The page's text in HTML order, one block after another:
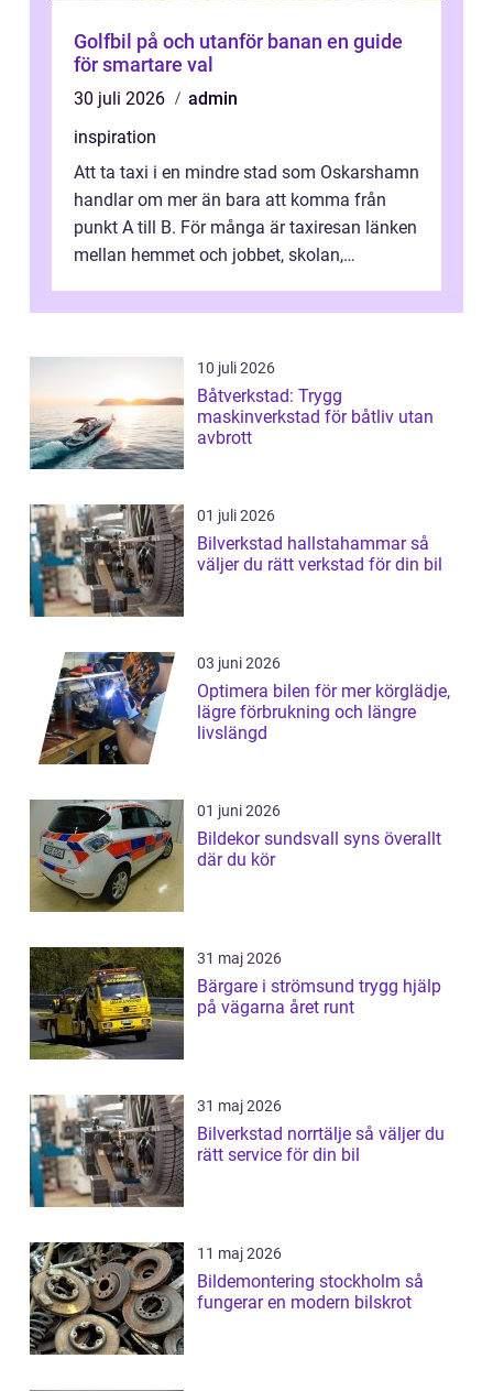
Golfbil på och utanför banan en guide
för smartare val
30 juli 2026
admin
inspiration
Att ta taxi i en mindre stad som Oskarshamn
handlar om mer än bara att komma från
punkt A till B. För många är taxiresan länken
mellan hemmet och jobbet, skolan,
10 juli 2026
Båtverkstad: Trygg
maskinverkstad för båtliv utan
avbrott
01 juli 2026
Bilverkstad hallstahammar så
väljer du rätt verkstad för din bil
03 juni 2026
Optimera bilen för mer körglädje,
lägre förbrukning och längre
livslängd
01 juni 2026
Bildekor sundsvall syns överallt
där du kör
31 maj 2026
Bärgare i strömsund trygg hjälp
på vägarna året runt
31 maj 2026
Bilverkstad norrtälje så väljer du
rätt service för din bil
11 maj 2026
Bildemontering stockholm så
fungerar en modern bilskrot